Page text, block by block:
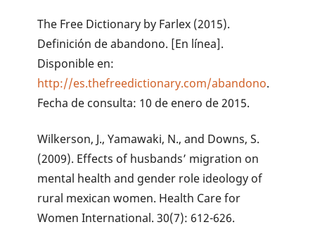
The Free Dictionary by Farlex (2015).
Definición de abandono. [En línea].
Disponible en:
http://es.thefreedictionary.com/abandono.
Fecha de consulta: 10 de enero de 2015.
Wilkerson, J., Yamawaki, N., and Downs, S.
(2009). Effects of husbands’ migration on
mental health and gender role ideology of
rural mexican women. Health Care for
Women International. 30(7): 612-626.